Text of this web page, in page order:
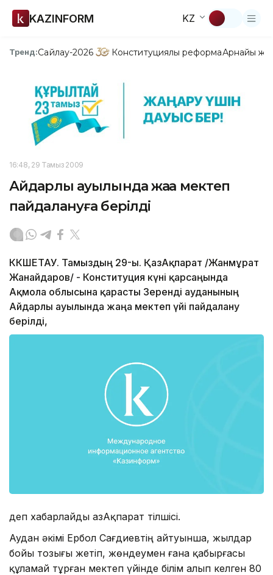
KAZINFORM KZ
Тренд:Сайлау-2026 Конституциялық реформаАрнайы
16:48, 29 Тамыз 2009
Айдарлы ауылында жаңа мектеп
пайдалануға берілді
КӨКШЕТАУ. Тамыздың 29-ы. ҚазАқпарат /Жанмұрат
Жанайдаров/ - Конституция күні қарсаңында
Ақмола облысына қарасты Зеренді ауданының
Айдарлы ауылында жаңа мектеп үйі пайдалану
берілді,
деп хабарлайды ҚазАқпарат тілшісі.
Аудан әкімі Ербол Сағдиевтің айтуынша, жылдар
бойы тозығы жетіп, жөндеумен ғана қабырғасы
құламай тұрған мектеп үйінде білім алып келген 80